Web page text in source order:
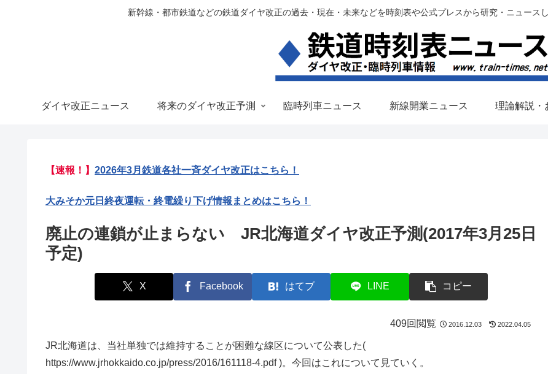
新幹線・都市鉄道などの鉄道ダイヤ改正の過去・現在・未来などを時刻表や公式プレスから研究・ニュース
ダイヤ改正ニュース 将来のダイヤ改正予測 臨時列車ニュース 新線開業ニュース 理論解説・
【速報！】 2026年3月鉄道各社一斉ダイヤ改正はこちら！
大みそか元日終夜運転・終電繰り下げ情報まとめはこちら！
廃止の連鎖が止まらない JR北海道ダイヤ改正予測(2017年3月25日
予定)
X Facebook はてブ LINE コピー
409回閲覧 2016.12.03 2022.04.05
JR北海道は、当社単独では維持することが困難な線区について公表した(
https://www.jrhokkaido.co.jp/press/2016/161118-4.pdf )。今回はこれについて見ていく。